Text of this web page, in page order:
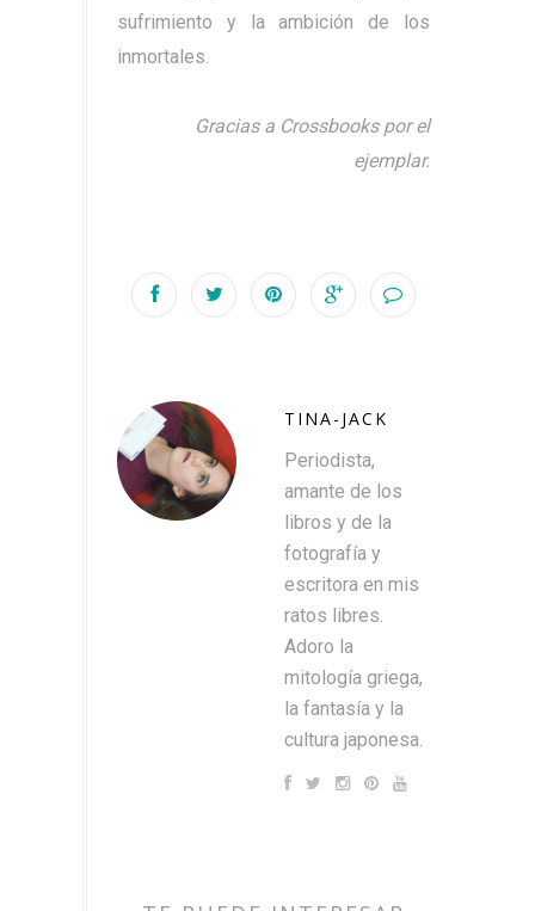
sufrimiento y la ambición de los
inmortales.
Gracias a Crossbooks por el
ejemplar.
TINA-JACK
Periodista,
amante de los
libros y de la
fotografía y
escritora en mis
ratos libres.
Adoro la
mitología griega,
la fantasía y la
cultura japonesa.